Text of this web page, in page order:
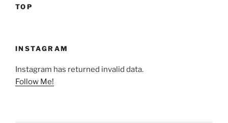
TOP
INSTAGRAM
Instagram has returned invalid data.
Follow Me!